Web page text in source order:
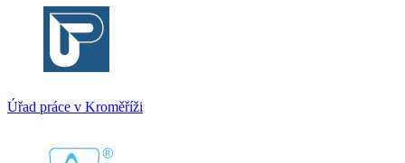
Úřad práce v Kroměříži